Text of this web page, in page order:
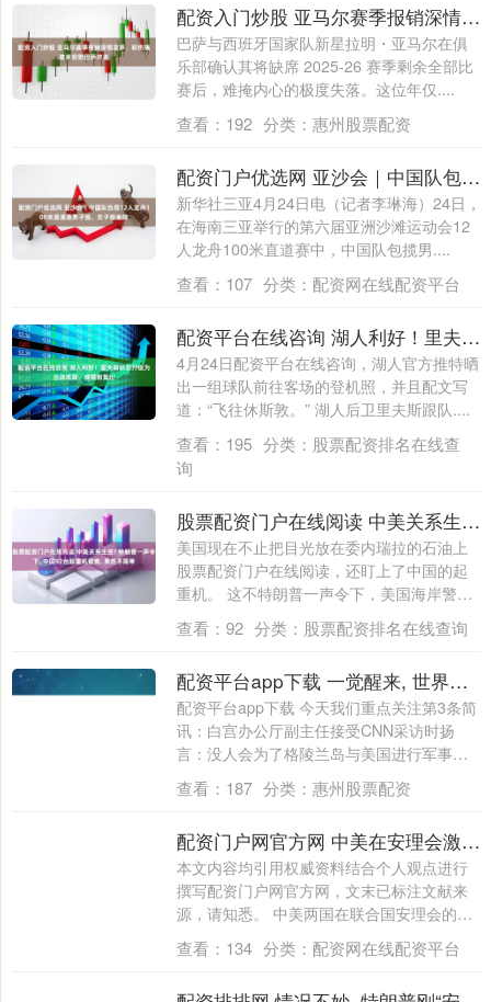
配资入门炒股 亚马尔赛季报销深情发声，称伤痛难表安慰巴萨球迷
巴萨与西班牙国家队新星拉明・亚马尔在俱
乐部确认其将缺席 2025-26 赛季剩余全部比
赛后，难掩内心的极度失落。这位年仅....
查看： 192 分类： 惠州股票配资
配资门户优选网 亚沙会｜中国队包揽12人龙舟100米直道赛男子组、女子组金牌
新华社三亚4月24日电（记者李琳海）24日，
在海南三亚举行的第六届亚洲沙滩运动会12
人龙舟100米直道赛中，中国队包揽男....
查看： 107 分类： 配资网在线配资平台
配资平台在线咨询 湖人利好！里夫斯状态升级为出战成疑，或提前复出
4月24日配资平台在线咨询，湖人官方推特晒
出一组球队前往客场的登机照，并且配文写
道：“飞往休斯敦。” 湖人后卫里夫斯跟队....
查看： 195 分类： 股票配资排名在线查
询
股票配资门户在线阅读 中美关系生变? 特朗普一声令下, 中国92台起重机被查, 果然不简单
美国现在不止把目光放在委内瑞拉的石油上
股票配资门户在线阅读，还盯上了中国的起
重机。 这不特朗普一声令下，美国海岸警卫
队连....
查看： 92 分类： 股票配资排名在线查询
配资平台app下载 一觉醒来, 世界发生了什么? 2026.1.7
配资平台app下载 今天我们重点关注第3条简
讯：白宫办公厅副主任接受CNN采访时扬
言：没人会为了格陵兰岛与美国进行军事
对....
查看： 187 分类： 惠州股票配资
配资门户网官方网 中美在安理会激烈交锋, 联合国明确表示支持中国, 俄方亮明立场
本文内容均引用权威资料结合个人观点进行
撰写配资门户网官方网，文末已标注文献来
源，请知悉。 中美两国在联合国安理会的这
次对....
查看： 134 分类： 配资网在线配资平台